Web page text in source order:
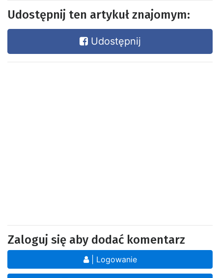
Udostępnij ten artykuł znajomym:
Udostępnij
Zaloguj się aby dodać komentarz
| Logowanie